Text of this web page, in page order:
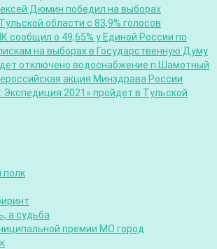
Дюмин победил на выборах
области с 83,9% голосов
сообщил о 49,65% у Единой России по
на выборах в Государственную Думу
отключено водоснабжение п.Шамотный
акция Минздрава России
Экспедиция 2021» пройдет в Тульской
полк
а судьба
премии МО город